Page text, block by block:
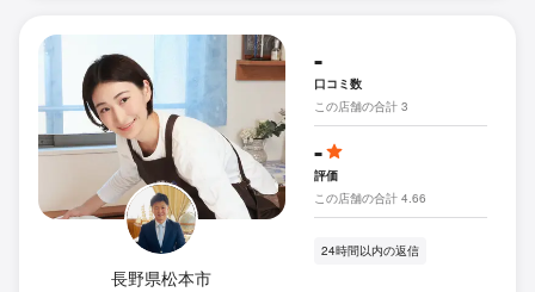
長野県松本市
-
口コミ数
この店舗の合計 3
-
評価
この店舗の合計 4.66
24時間以内の返信